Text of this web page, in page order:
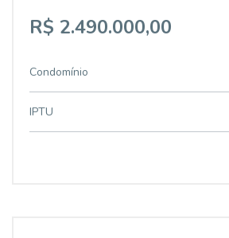
R$ 2.490.000,00
Condomínio
IPTU